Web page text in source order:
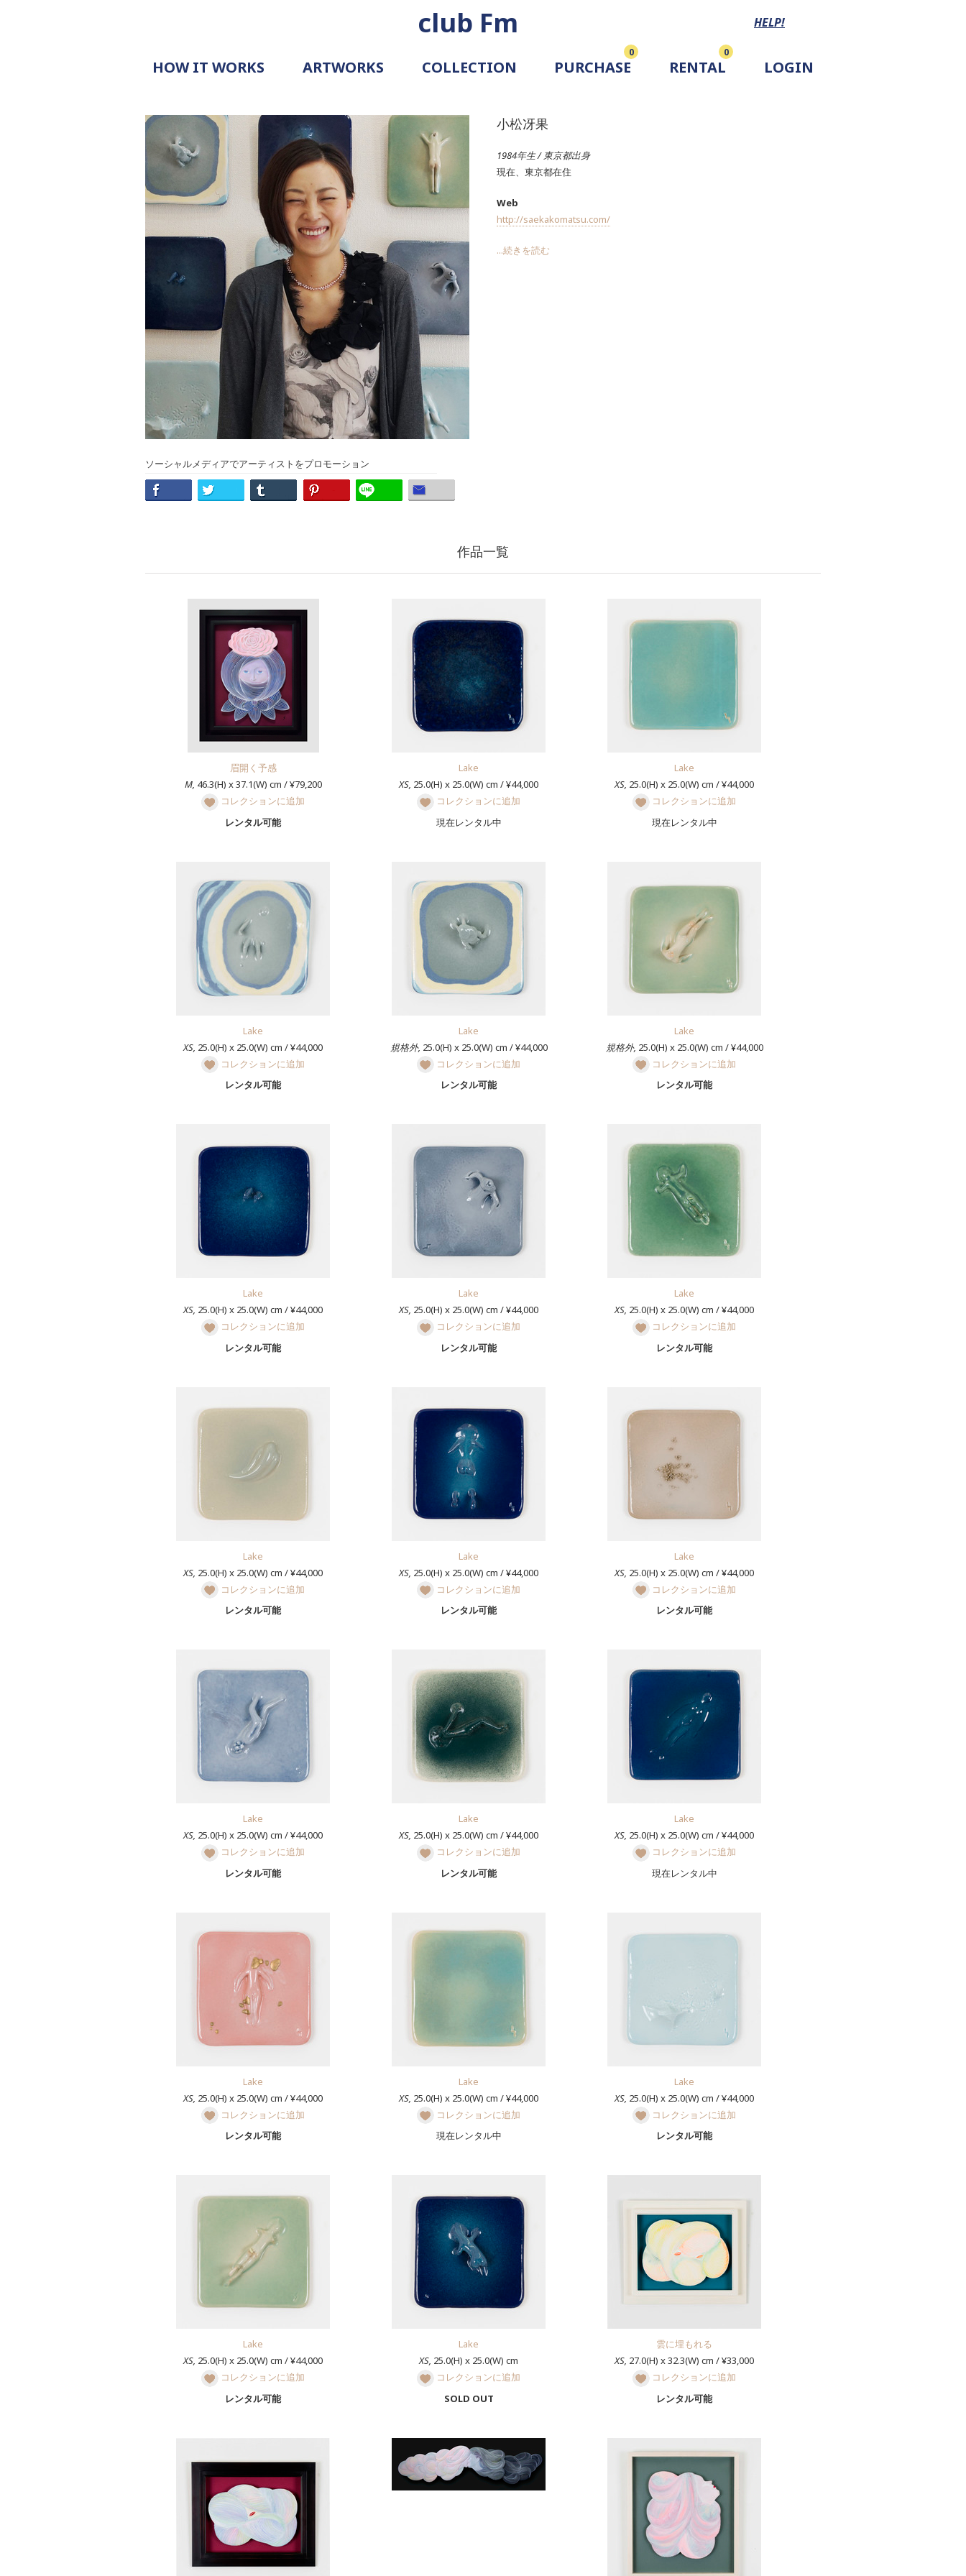
club Fm HELP!
HOW IT WORKS
PRICING
EXAMPLE
DOCUMENT
REQUEST
ARTWORKS
GALLERY
COLLECTION
PURCHASE
0
RENTAL
0
LOGIN
ソーシャルメディアでアーティストをプロモーション
小松冴果
1984年生 / 東京都出身
現在、東京都在住
Web
http://saekakomatsu.com/
...続きを読む
作品一覧
眉開く予感
M, 46.3(H) x 37.1(W) cm / ¥79,200
コレクションに追加
レンタル可能
Lake
XS, 25.0(H) x 25.0(W) cm / ¥44,000
コレクションに追加
現在レンタル中
Lake
XS, 25.0(H) x 25.0(W) cm / ¥44,000
コレクションに追加
現在レンタル中
Lake
XS, 25.0(H) x 25.0(W) cm / ¥44,000
コレクションに追加
レンタル可能
Lake
規格外, 25.0(H) x 25.0(W) cm / ¥44,000
コレクションに追加
レンタル可能
Lake
規格外, 25.0(H) x 25.0(W) cm / ¥44,000
コレクションに追加
レンタル可能
Lake
XS, 25.0(H) x 25.0(W) cm / ¥44,000
コレクションに追加
レンタル可能
Lake
XS, 25.0(H) x 25.0(W) cm / ¥44,000
コレクションに追加
レンタル可能
Lake
XS, 25.0(H) x 25.0(W) cm / ¥44,000
コレクションに追加
レンタル可能
Lake
XS, 25.0(H) x 25.0(W) cm / ¥44,000
コレクションに追加
レンタル可能
Lake
XS, 25.0(H) x 25.0(W) cm / ¥44,000
コレクションに追加
レンタル可能
Lake
XS, 25.0(H) x 25.0(W) cm / ¥44,000
コレクションに追加
レンタル可能
Lake
XS, 25.0(H) x 25.0(W) cm / ¥44,000
コレクションに追加
レンタル可能
Lake
XS, 25.0(H) x 25.0(W) cm / ¥44,000
コレクションに追加
レンタル可能
Lake
XS, 25.0(H) x 25.0(W) cm / ¥44,000
コレクションに追加
現在レンタル中
Lake
XS, 25.0(H) x 25.0(W) cm / ¥44,000
コレクションに追加
レンタル可能
Lake
XS, 25.0(H) x 25.0(W) cm / ¥44,000
コレクションに追加
現在レンタル中
Lake
XS, 25.0(H) x 25.0(W) cm / ¥44,000
コレクションに追加
レンタル可能
Lake
XS, 25.0(H) x 25.0(W) cm / ¥44,000
コレクションに追加
レンタル可能
Lake
XS, 25.0(H) x 25.0(W) cm
コレクションに追加
SOLD OUT
雲に埋もれる
XS, 27.0(H) x 32.3(W) cm / ¥33,000
コレクションに追加
レンタル可能